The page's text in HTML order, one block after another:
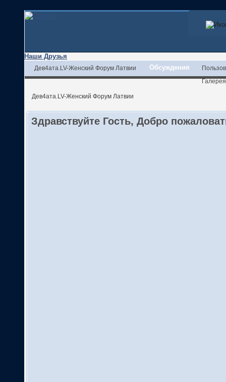
Наши Друзья
Дев4ата.LV-Женский Форум Латвии Обсуждения
Галерея
Дев4ата.LV-Женский Форум Латвии
Здравствуйте Гость, Добро